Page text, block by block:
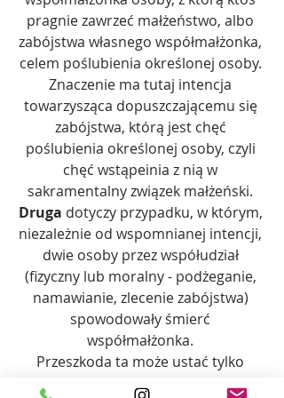
pragnie zawrzeć małżeństwo, albo
zabójstwa własnego współmałżonka,
celem poślubienia określonej osoby.
Znaczenie ma tutaj intencja
towarzysząca dopuszczającemu się
zabójstwa, którą jest chęć
poślubienia określonej osoby, czyli
chęć wstąpeinia z nią w
sakramentalny związek małżeński.
Druga dotyczy przypadku, w którym,
niezależnie od wspomnianej intencji,
dwie osoby przez współudział
(fizyczny lub moralny - podżeganie,
namawianie, zlecenie zabójstwa)
spowodowały śmierć
współmałżonka.
Przeszkoda ta może ustać tylko
poprzez udzielenie dyspensy. Kanon